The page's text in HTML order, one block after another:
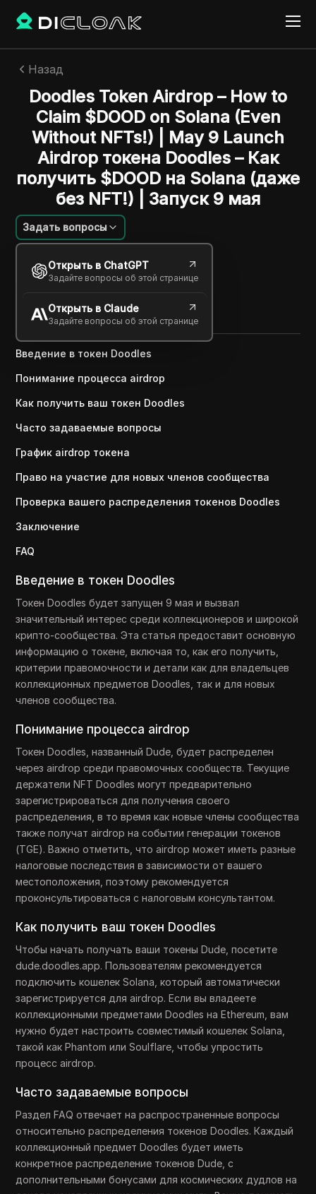
Назад
Doodles Token Airdrop – How to
Claim $DOOD on Solana (Even
Without NFTs!) | May 9 Launch
Airdrop токена Doodles – Как
получить $DOOD на Solana (даже
без NFT!) | Запуск 9 мая
Задать вопросы
Открыть в ChatGPT
Задайте вопросы об этой странице
Открыть в Claude
Задайте вопросы об этой странице
Жоао Силва
14 июля 2025 2 минут
Copy Link
Введение в токен Doodles
Понимание процесса airdrop
Как получить ваш токен Doodles
Часто задаваемые вопросы
График airdrop токена
Право на участие для новых членов сообщества
Проверка вашего распределения токенов Doodles
Заключение
FAQ
Введение в токен Doodles
Токен Doodles будет запущен 9 мая и вызвал
значительный интерес среди коллекционеров и широкой
крипто-сообщества. Эта статья предоставит основную
информацию о токене, включая то, как его получить,
критерии правомочности и детали как для владельцев
коллекционных предметов Doodles, так и для новых
членов сообщества.
Понимание процесса airdrop
Токен Doodles, названный Dude, будет распределен
через airdrop среди правомочных сообществ. Текущие
держатели NFT Doodles могут предварительно
зарегистрироваться для получения своего
распределения, в то время как новые члены сообщества
также получат airdrop на событии генерации токенов
(TGE). Важно отметить, что airdrop может иметь разные
налоговые последствия в зависимости от вашего
местоположения, поэтому рекомендуется
проконсультироваться с налоговым консультантом.
Как получить ваш токен Doodles
Чтобы начать получать ваши токены Dude, посетите
dude.doodles.app. Пользователям рекомендуется
подключить кошелек Solana, который автоматически
зарегистрируется для airdrop. Если вы владеете
коллекционными предметами Doodles на Ethereum, вам
нужно будет настроить совместимый кошелек Solana,
такой как Phantom или Soulflare, чтобы упростить
процесс airdrop.
Часто задаваемые вопросы
Раздел FAQ отвечает на распространенные вопросы
относительно распределения токенов Doodles. Каждый
коллекционный предмет Doodles будет иметь
конкретное распределение токенов Dude, с
дополнительными бонусами для космических дудлов на